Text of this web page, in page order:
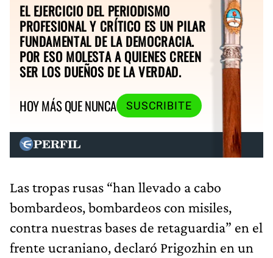
EL EJERCICIO DEL PERIODISMO
PROFESIONAL Y CRÍTICO ES UN PILAR
FUNDAMENTAL DE LA DEMOCRACIA.
POR ESO MOLESTA A QUIENES CREEN
SER LOS DUEÑOS DE LA VERDAD.
HOY MÁS QUE NUNCA
SUSCRIBITE
Las tropas rusas “han llevado a cabo
bombardeos, bombardeos con misiles,
contra nuestras bases de retaguardia” en el
frente ucraniano, declaró Prigozhin en un